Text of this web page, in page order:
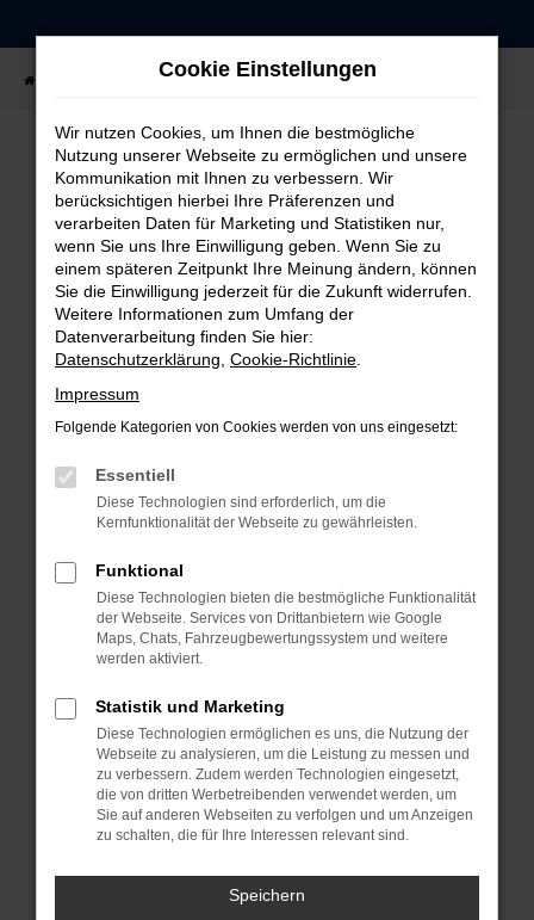
Zum
springen
Fahrzeugangebote Fahrzeug-Showroom
FEHLER: NETWORK ERROR
Beim Laden ist ein Fehler aufgetreten.
Hier sind ein paar Tipps, die dir helfen können:
Überprüfe deine Firewall und deine
Internetverbindung.
Suchmaschine?
Manche Erweiterungen, wie Werbeblocker,
können das Laden bestimmter Seiten
verhindern. Funktioniert die Seite in einem
Fenster?
Starte dein Gerät neu.
Das kann manchmal helfen, vorübergehende
Probleme zu beheben.
Stelle sicher, dass dein Browser und dein
Betriebssystem auf dem neuesten Stand
sind.
Veraltete Software birgt nicht nur ein
Sicherheitsrisiko, sondern kann auch dazu
führen, dass bestimmte Funktionen nicht mehr
Wende dich an den Webseitenbetreiber.
Cookie Einstellungen
Wir nutzen Cookies, um Ihnen die bestmögliche
Nutzung unserer Webseite zu ermöglichen und unsere
Kommunikation mit Ihnen zu verbessern. Wir
berücksichtigen hierbei Ihre Präferenzen und
verarbeiten Daten für Marketing und Statistiken nur,
wenn Sie uns Ihre Einwilligung geben. Wenn Sie zu
einem späteren Zeitpunkt Ihre Meinung ändern, können
Sie die Einwilligung jederzeit für die Zukunft widerrufen.
Weitere Informationen zum Umfang der
Datenverarbeitung finden Sie hier:
Datenschutzerklärung Cookie-Richtlinie
Impressum
Folgende Kategorien von Cookies werden von uns eingesetzt:
Essentiell
Diese Technologien sind erforderlich, um die
Kernfunktionalität der Webseite zu gewährleisten.
Funktional
Diese Technologien bieten die bestmögliche Funktionalität
der Webseite. Services von Drittanbietern wie Google
Maps, Chats, Fahrzeugbewertungssystem und weitere
werden aktiviert.
Statistik und Marketing
Diese Technologien ermöglichen es uns, die Nutzung der
Webseite zu analysieren, um die Leistung zu messen und
zu verbessern. Zudem werden Technologien eingesetzt,
die von dritten Werbetreibenden verwendet werden, um
Sie auf anderen Webseiten zu verfolgen und um Anzeigen
zu schalten, die für Ihre Interessen relevant sind.
Speichern